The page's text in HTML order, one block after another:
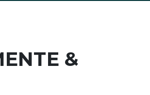
&